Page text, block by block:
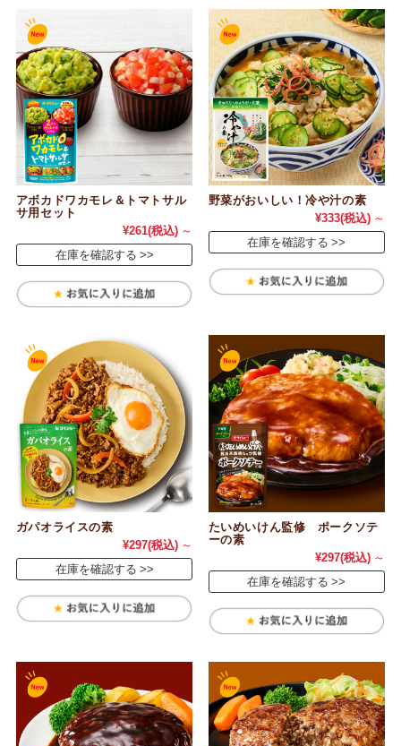
アボカドワカモレ＆トマトサル
サ用セット
¥261(税込) ～
在庫を確認する
野菜がおいしい！冷や汁の素
¥333(税込) ～
在庫を確認する
ガパオライスの素
¥297(税込) ～
在庫を確認する
たいめいけん監修 ポークソテ
ーの素
¥297(税込) ～
在庫を確認する